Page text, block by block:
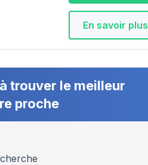
En savoir plus
trouver le meilleur
proche